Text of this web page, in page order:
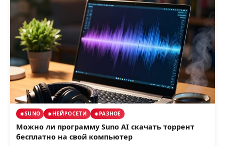
SUNO НЕЙРОСЕТИ РАЗНОЕ
Можно ли программу Suno AI скачать торрент
бесплатно на свой компьютер